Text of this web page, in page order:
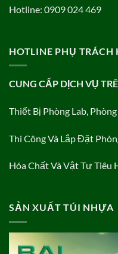
Hotline: 0909 024 469
HOTLINE PHỤ
CUNG CẤP DỊCH VỤ
Thiết Bị Phòng Lab,
Thi Công Và Lắp Đặt
Hóa Chất Và Vật Tư Tiêu
SẢN XUẤT TÚI NHỰA